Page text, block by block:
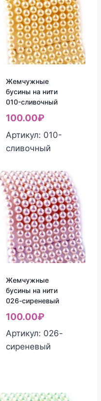
Жемчужные
бусины на нити
010-cливочный
100.00₽
Артикул: 010-
cливочный
Жемчужные
бусины на нити
026-сиреневый
100.00₽
Артикул: 026-
сиреневый